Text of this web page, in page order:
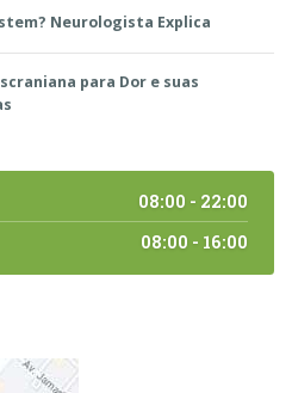
Neurologista Explica
para Dor e suas
08:00 - 22:00
08:00 - 16:00